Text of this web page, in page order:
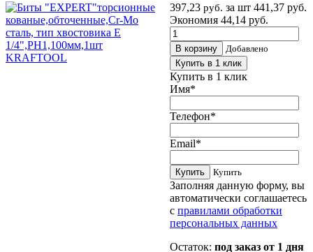
397,23 руб. за шт 441,37 руб.
Экономия 44,14 руб.
В корзину
Добавлено
Купить в 1 клик
Купить в 1 клик
Имя*
Телефон*
Email*
Купить Купить
Заполняя данную форму, вы
автоматически соглашаетесь
с правилами обработки
персональных данных
Остаток: под заказ от 1 дня